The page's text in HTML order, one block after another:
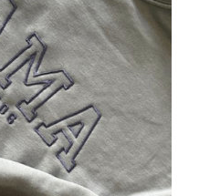
/ DETAILS